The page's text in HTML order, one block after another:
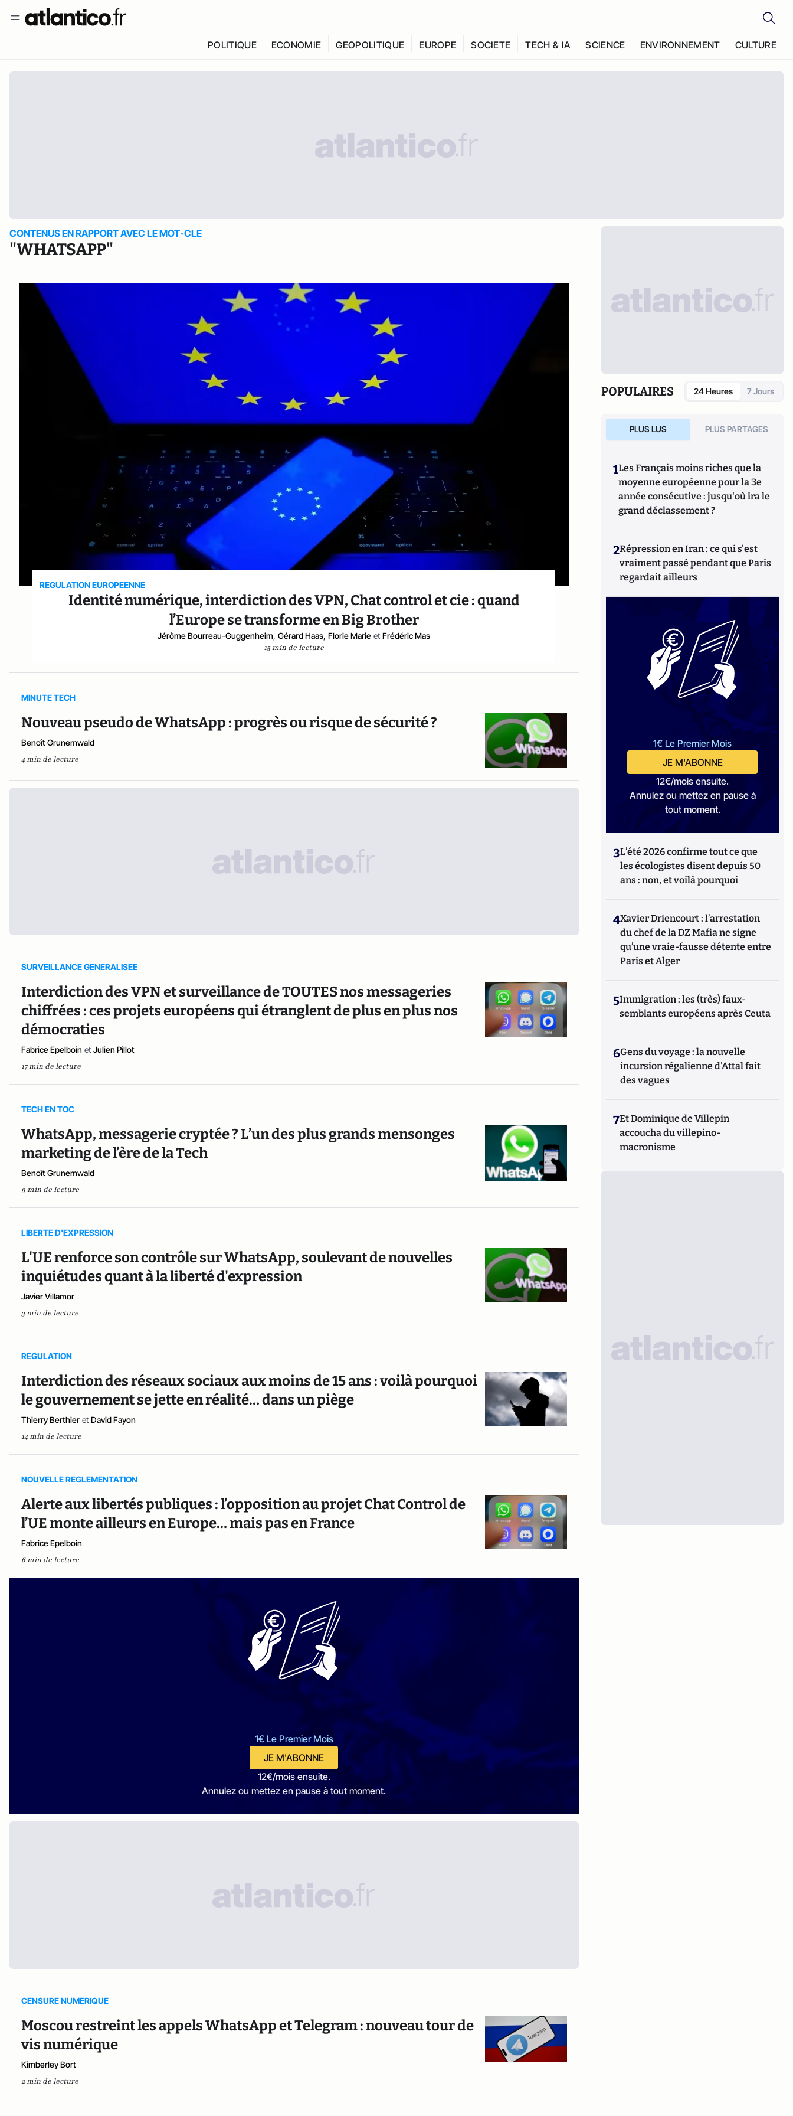
POLITIQUE ECONOMIE GEOPOLITIQUE EUROPE SOCIETE TECH & IA SCIENCE ENVIRONNEMENT CULTURE
CONTENUS EN RAPPORT AVEC LE MOT-CLE
"WHATSAPP"
REGULATION EUROPEENNE
Identité numérique, interdiction des VPN, Chat control et cie : quand
l’Europe se transforme en Big Brother
Jérôme Bourreau-Guggenheim, Gérard Haas, Florie Marie et Frédéric Mas
15 min de lecture
MINUTE TECH
Nouveau pseudo de WhatsApp : progrès ou risque de sécurité ?
Benoît Grunemwald
4 min de lecture
SURVEILLANCE GENERALISEE
Interdiction des VPN et surveillance de TOUTES nos messageries
chiffrées : ces projets européens qui étranglent de plus en plus nos
démocraties
Fabrice Epelboin et Julien Pillot
17 min de lecture
TECH EN TOC
WhatsApp, messagerie cryptée ? L’un des plus grands mensonges
marketing de l’ère de la Tech
Benoît Grunemwald
9 min de lecture
LIBERTE D'EXPRESSION
L'UE renforce son contrôle sur WhatsApp, soulevant de nouvelles
inquiétudes quant à la liberté d'expression
Javier Villamor
3 min de lecture
REGULATION
Interdiction des réseaux sociaux aux moins de 15 ans : voilà pourquoi
le gouvernement se jette en réalité… dans un piège
Thierry Berthier et David Fayon
14 min de lecture
NOUVELLE REGLEMENTATION
Alerte aux libertés publiques : l’opposition au projet Chat Control de
l’UE monte ailleurs en Europe… mais pas en France
Fabrice Epelboin
6 min de lecture
1€ Le Premier Mois
JE M'ABONNE
12€/mois ensuite.
Annulez ou mettez en pause à tout moment.
CENSURE NUMERIQUE
Moscou restreint les appels WhatsApp et Telegram : nouveau tour de
vis numérique
Kimberley Bort
2 min de lecture
POPULAIRES 24 Heures 7 Jours
PLUS LUS PLUS PARTAGES
1Les Français moins riches que la
moyenne européenne pour la 3e
année consécutive : jusqu'où ira le
grand déclassement ?
2Répression en Iran : ce qui s'est
vraiment passé pendant que Paris
regardait ailleurs
1€ Le Premier Mois
JE M'ABONNE
12€/mois ensuite.
Annulez ou mettez en pause à
tout moment.
3L’été 2026 confirme tout ce que
les écologistes disent depuis 50
ans : non, et voilà pourquoi
4Xavier Driencourt : l’arrestation
du chef de la DZ Mafia ne signe
qu’une vraie-fausse détente entre
Paris et Alger
5Immigration : les (très) faux-
semblants européens après Ceuta
6Gens du voyage : la nouvelle
incursion régalienne d'Attal fait
des vagues
7Et Dominique de Villepin
accoucha du villepino-
macronisme